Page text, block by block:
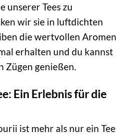
unserer Tees zu
wir sie in luftdichten
die wertvollen Aromen
erhalten und du kannst
Zügen genießen.
Ein Erlebnis für die
ist mehr als nur ein Tee